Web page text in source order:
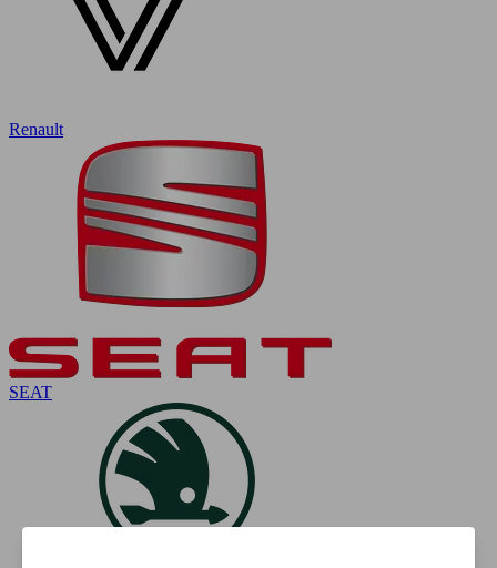
Renault
SEAT